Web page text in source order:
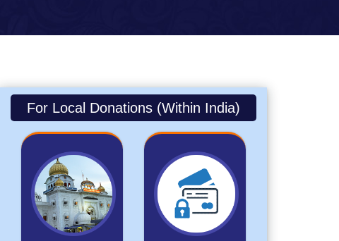
For Local Donations (within India)